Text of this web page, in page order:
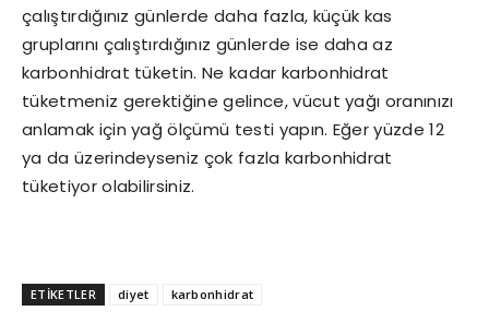
çalıştırdığınız günlerde daha fazla, küçük kas
gruplarını çalıştırdığınız günlerde ise daha az
karbonhidrat tüketin. Ne kadar karbonhidrat
tüketmeniz gerektiğine gelince, vücut yağı oranınızı
anlamak için yağ ölçümü testi yapın. Eğer yüzde 12
ya da üzerindeyseniz çok fazla karbonhidrat
tüketiyor olabilirsiniz.
ETİKETLER diyet karbonhidrat